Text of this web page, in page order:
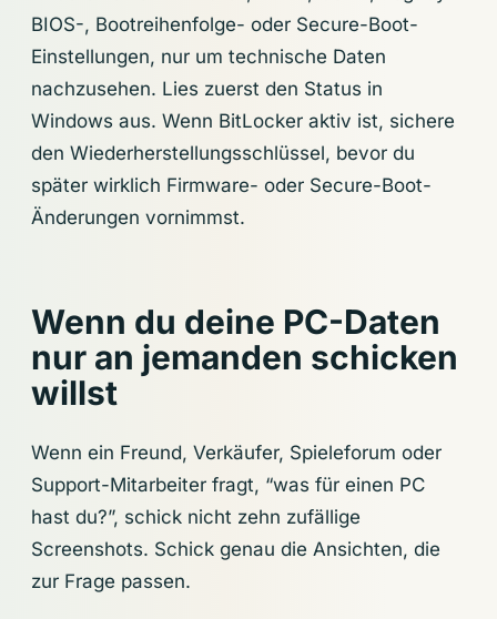
BIOS-, Bootreihenfolge- oder Secure-Boot-
Einstellungen, nur um technische Daten
nachzusehen. Lies zuerst den Status in
Windows aus. Wenn BitLocker aktiv ist, sichere
den Wiederherstellungsschlüssel, bevor du
später wirklich Firmware- oder Secure-Boot-
Änderungen vornimmst.
Wenn du deine PC-Daten
nur an jemanden schicken
willst
Wenn ein Freund, Verkäufer, Spieleforum oder
Support-Mitarbeiter fragt, “was für einen PC
hast du?”, schick nicht zehn zufällige
Screenshots. Schick genau die Ansichten, die
zur Frage passen.